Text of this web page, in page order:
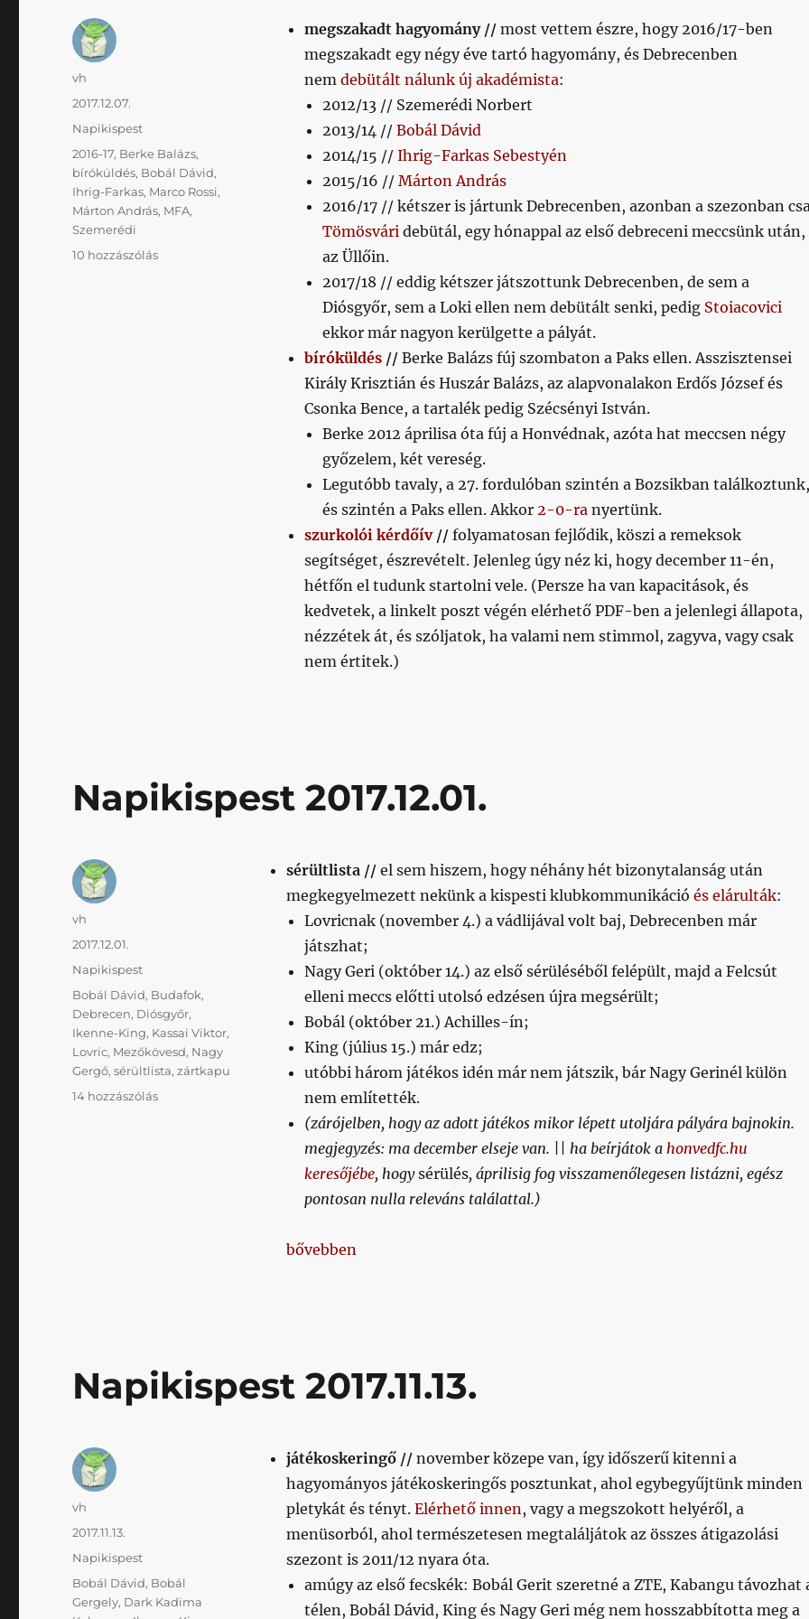
megszakadt hagyomány // most vettem észre, hogy 2016/17-ben
megszakadt egy négy éve tartó hagyomány, és Debrecenben
nem debütált nálunk új akadémista:
2012/13 // Szemerédi Norbert
2013/14 // Bobál Dávid
2014/15 // Ihrig-Farkas Sebestyén
2015/16 // Márton András
2016/17 // kétszer is jártunk Debrecenben, azonban a szezonban
Tömösváridebütál, egy hónappal az első debreceni meccsünk után,
az Üllőin.
2017/18 // eddig kétszer játszottunk Debrecenben, de sem a
Diósgyőr, sem a Loki ellen nem debütált senki, pedig Stoiacovici
ekkor már nagyon kerülgette a pályát.
bíróküldés// Berke Balázs fúj szombaton a Paks ellen. Asszisztensei
Király Krisztián és Huszár Balázs, az alapvonalakon Erdős József és
Csonka Bence, a tartalék pedig Szécsényi István.
Berke 2012 áprilisa óta fúj a Honvédnak, azóta hat meccsen négy
győzelem, két vereség.
Legutóbb tavaly, a 27. fordulóban szintén a Bozsikban találkoztunk,
és szintén a Paks ellen. Akkor 2-0-ranyertünk.
szurkolói kérdőív// folyamatosan fejlődik, köszi a remeksok
segítséget, észrevételt. Jelenleg úgy néz ki, hogy december 11-én,
hétfőn el tudunk startolni vele. (Persze ha van kapacitások, és
kedvetek, a linkelt poszt végén elérhető PDF-ben a jelenlegi állapota,
nézzétek át, és szóljatok, ha valami nem stimmol, zagyva, vagy csak
nem értitek.)
Szerző
vh
Közzétéve
2017.12.07.
Kategória
Napikispest
Címke
2016-17, Berke Balázs,
bíróküldés, Bobál Dávid,
Ihrig-Farkas, Marco Rossi,
Márton András, MFA,
Szemerédi
10 hozzászólásNapikispest
Napikispest 2017.12.01.
sérültlista // el sem hiszem, hogy néhány hét bizonytalanság után
megkegyelmezett nekünk a kispesti klubkommunikáció és elárulták:
Lovricnak (november 4.) a vádlijával volt baj, Debrecenben már
játszhat;
Nagy Geri (október 14.) az első sérüléséből felépült, majd a Felcsút
elleni meccs előtti utolsó edzésen újra megsérült;
Bobál (október 21.) Achilles-ín;
King (július 15.) már edz;
utóbbi három játékos idén már nem játszik, bár Nagy Gerinél külön
nem említették.
(zárójelben, hogy az adott játékos mikor lépett utoljára pályára bajnokin.
megjegyzés: ma december elseje van. || ha beírjátok a honvedfc.hu
keresőjébe, hogysérülés, áprilisig fog visszamenőlegesen listázni, egész
pontosan nulla releváns találattal.)
„Napikispest 2017.12.01.”
bővebben
Szerző
vh
Közzétéve
2017.12.01.
Kategória
Napikispest
Címke
Bobál Dávid, Budafok,
Debrecen, Diósgyőr,
Ikenne-King, Kassai Viktor,
Lovric, Mezőkövesd, Nagy
Gergő,sérültlista,zártkapu
14 hozzászólásNapikispest
Napikispest 2017.11.13.
játékoskeringő // november közepe van, így időszerű kitenni a
hagyományos játékoskeringős posztunkat, ahol egybegyűjtünk minden
pletykát és tényt. Elérhető innen, vagy a megszokott helyéről, a
menüsorból, ahol természetesen megtaláljátok az összes átigazolási
szezont is 2011/12 nyara óta.
amúgy az első fecskék: Bobál Gerit szeretné a ZTE, Kabangu távozhat
télen, Bobál Dávid, King és Nagy Geri még nem hosszabbította meg a
Szerző
vh
Közzétéve
2017.11.13.
Kategória
Napikispest
Címke
Bobál Dávid, Bobál
Gergely, Dark Kadima